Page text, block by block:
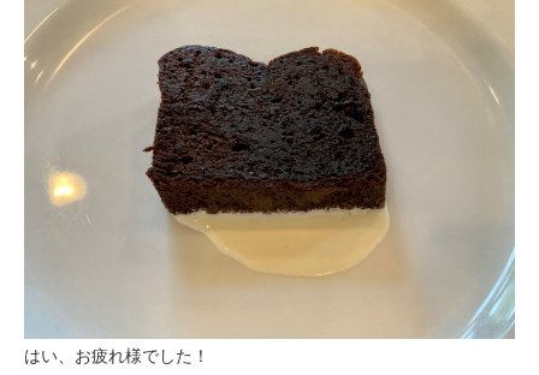
はい、お疲れ様でした！